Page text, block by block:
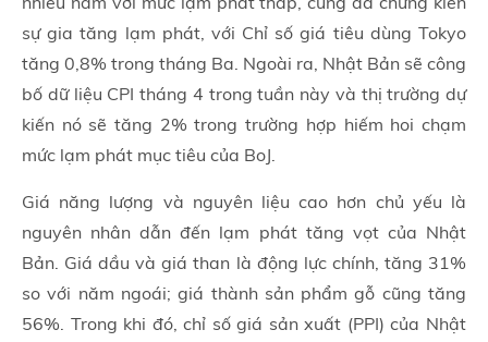
sự gia tăng lạm phát, với Chỉ số giá tiêu dùng Tokyo
tăng 0,8% trong tháng Ba. Ngoài ra, Nhật Bản sẽ công
bố dữ liệu CPI tháng 4 trong tuần này và thị trường dự
kiến nó sẽ tăng 2% trong trường hợp hiếm hoi chạm
mức lạm phát mục tiêu của BoJ.
Giá năng lượng và nguyên liệu cao hơn chủ yếu là
nguyên nhân dẫn đến lạm phát tăng vọt của Nhật
Bản. Giá dầu và giá than là động lực chính, tăng 31%
so với năm ngoái; giá thành sản phẩm gỗ cũng tăng
56%. Trong khi đó, chỉ số giá sản xuất (PPI) của Nhật